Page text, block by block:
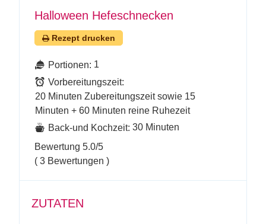
Halloween Hefeschnecken
Rezept drucken
Portionen: 1
Vorbereitungszeit:
20 Minuten Zubereitungszeit sowie 15
Minuten + 60 Minuten reine Ruhezeit
Back-und Kochzeit: 30 Minuten
Bewertung 5.0/5
( 3 Bewertungen )
ZUTATEN